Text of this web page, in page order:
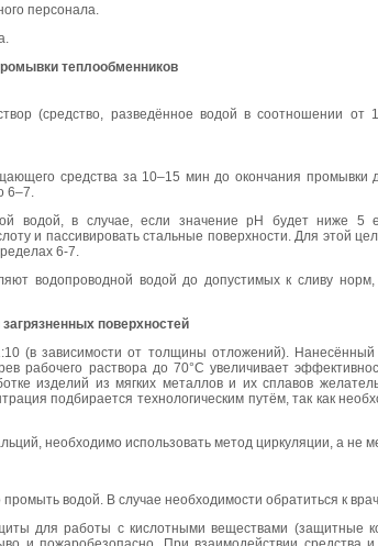
персонала.
теплообменников
(средство, разведённое водой в соотношении от
средства за 10–15 мин до окончания промывки
6–7.
водой, в случае, если значение рН будет ниже 5
и пассивировать стальные поверхности. Для этой
6-7.
водопроводной водой до допустимых к сливу норм,
поверхностей
(в зависимости от толщины отложений). Нанесённый
рабочего раствора до 70°С увеличивает
изделий из мягких металлов и их сплавов
подбирается технологическим путём, так как
необходимо использовать метод циркуляции, а не
водой. В случае необходимости обратиться к
для работы с кислотными веществами (защитные